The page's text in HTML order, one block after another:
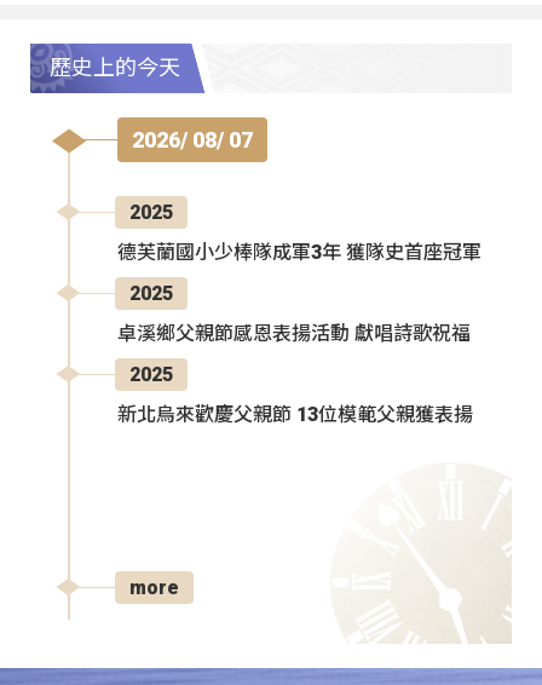
歷史上的今天
2026/ 08/ 07
2025
德芙蘭國小少棒隊成軍3年 獲隊史首座冠軍
2025
卓溪鄉父親節感恩表揚活動 獻唱詩歌祝福
2025
新北烏來歡慶父親節 13位模範父親獲表揚
more